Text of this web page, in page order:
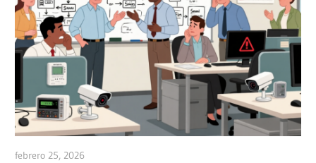
febrero 25, 2026